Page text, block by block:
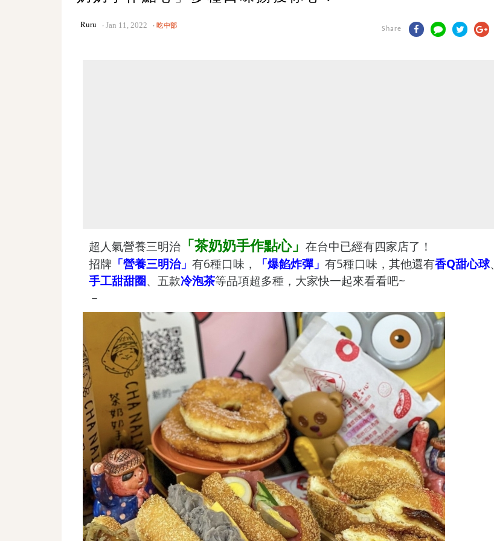
Ruru Jan 11, 2022 吃中部 Share
超人氣營養三明治 「茶奶奶手作點心」 在台中已經有四家店了！
招牌 「營養三明治」 有6種口味， 「爆餡炸彈」 有5種口味，其他還有香Q甜心球、
手工甜甜圈、五款冷泡茶等品項超多種，大家快一起來看看吧~
－